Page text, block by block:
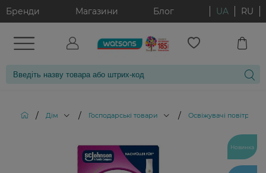
Бренди Магазини Блог UA RU
/ Дім / Господарські товари / Освіжувачі повітря
Новинка